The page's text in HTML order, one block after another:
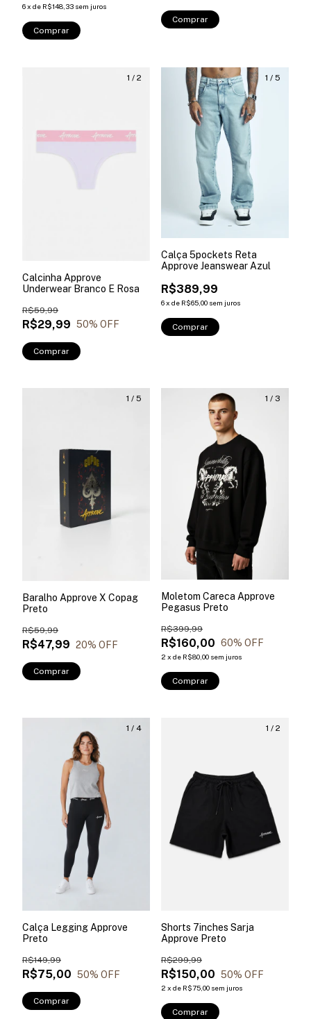
6x de R$148,33 sem juros
Comprar
Comprar
1 / 2
Calcinha Approve
Underwear Branco E Rosa
R$29,99
R$59,99
50% OFF
Comprar
1 / 5
Calça 5pockets Reta
Approve Jeanswear Azul
R$389,99
6x de R$65,00 sem juros
Comprar
1 / 5
Baralho Approve X Copag
Preto
R$47,99
R$59,99
20% OFF
Comprar
1 / 3
Moletom Careca Approve
Pegasus Preto
R$160,00
R$399,99
60% OFF
2 x de R$80,00 sem juros
Comprar
1 / 4
Calça Legging Approve
Preto
R$75,00
R$149,99
50% OFF
Comprar
1 / 2
Shorts 7inches Sarja
Approve Preto
R$150,00
R$299,99
50% OFF
2 x de R$75,00 sem juros
Comprar